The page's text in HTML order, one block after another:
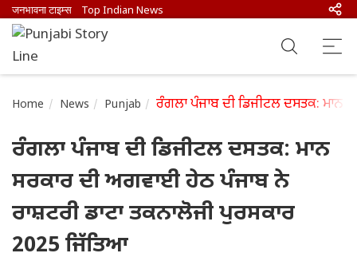
जनभावना टाइम्स Top Indian News
Home News Punjab ਰੰਗਲਾ ਪੰਜਾਬ ਦੀ ਡਿਜੀਟਲ ਦਸਤਕ: ਮਾਨ
ਰੰਗਲਾ ਪੰਜਾਬ ਦੀ ਡਿਜੀਟਲ ਦਸਤਕ: ਮਾਨ
ਸਰਕਾਰ ਦੀ ਅਗਵਾਈ ਹੇਠ ਪੰਜਾਬ ਨੇ
ਰਾਸ਼ਟਰੀ ਡਾਟਾ ਤਕਨਾਲੋਜੀ ਪੁਰਸਕਾਰ
2025 ਜਿੱਤਿਆ